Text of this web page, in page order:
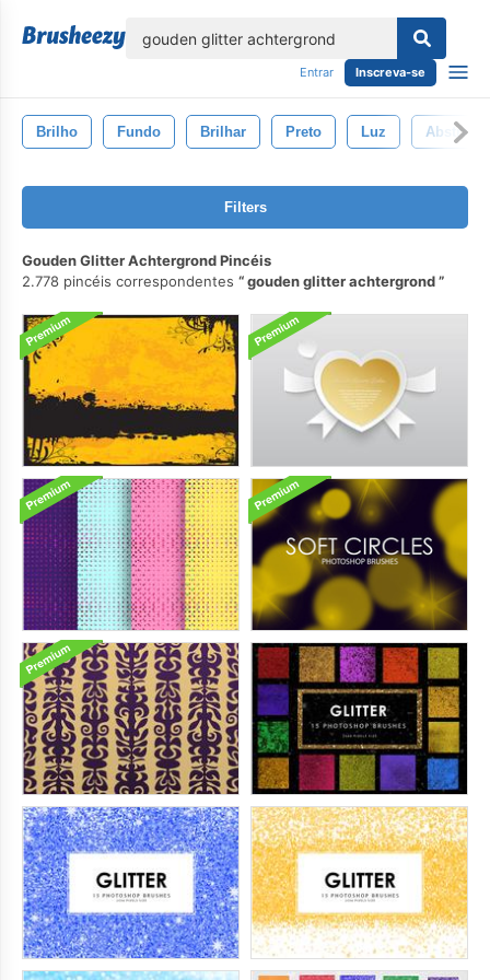
Entrar Inscreva-se
Brilho Fundo Brilhar Preto Luz Abstrato
Filters
Gouden Glitter Achtergrond Pincéis
2.778 pincéis correspondentes
gouden glitter achtergrond